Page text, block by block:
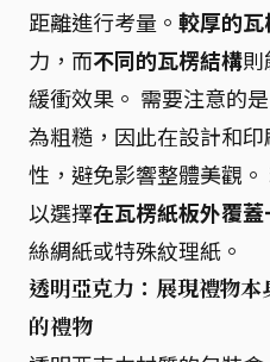
距離進行考量。 較厚的瓦
力，而不同的瓦楞結構
緩衝效果。 需要注意的
為粗糙，因此在設計和
性，避免影響整體美觀
以選擇在瓦楞紙板外覆
絲綢紙或特殊紋理紙。
透明亞克力：展現禮物
的禮物